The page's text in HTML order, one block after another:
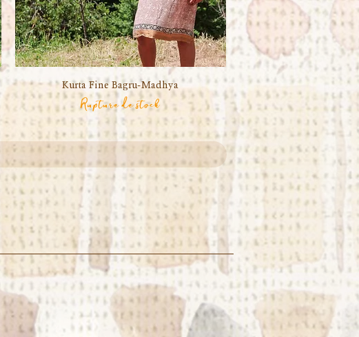
Aperçu rapide
Kurta Fine Bagru-Madhya
Rupture de stock